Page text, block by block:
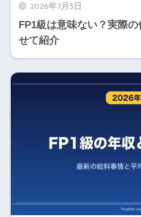
2026年7月3日
FP1級は意味ない？実際
せて紹介